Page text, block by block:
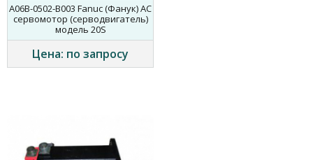
A06B-0502-B003 Fanuc (Фанук) AC
сервомотор (серводвигатель)
модель 20S
Цена: по запросу